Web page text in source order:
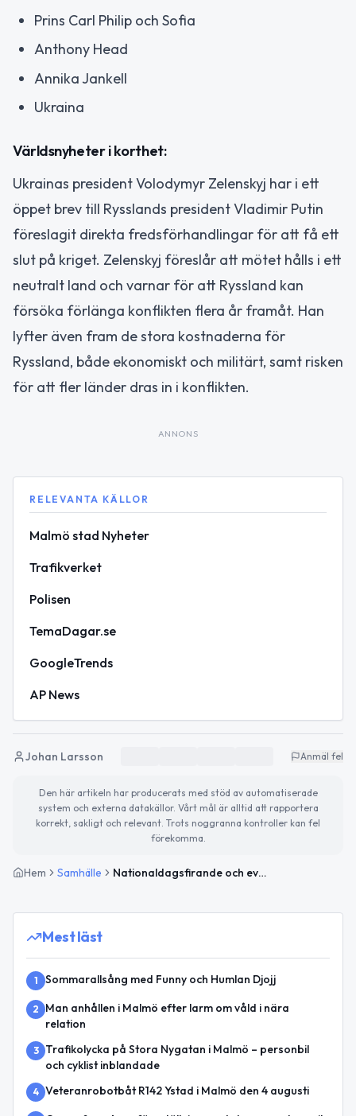
Prins Carl Philip och Sofia
Anthony Head
Annika Jankell
Ukraina
Världsnyheter i korthet:
Ukrainas president Volodymyr Zelenskyj har i ett
öppet brev till Rysslands president Vladimir Putin
föreslagit direkta fredsförhandlingar för att få ett
slut på kriget. Zelenskyj föreslår att mötet hålls i ett
neutralt land och varnar för att Ryssland kan
försöka förlänga konflikten flera år framåt. Han
lyfter även fram de stora kostnaderna för
Ryssland, både ekonomiskt och militärt, samt risken
för att fler länder dras in i konflikten.
ANNONS
RELEVANTA KÄLLOR
Malmö stad Nyheter
Trafikverket
Polisen
TemaDagar.se
GoogleTrends
AP News
Johan Larsson Anmäl fel
Den här artikeln har producerats med stöd av automatiserade
system och externa datakällor. Vårt mål är alltid att rapportera
korrekt, sakligt och relevant. Trots noggranna kontroller kan fel
förekomma.
Hem Samhälle Nationaldagsfirande och evenemang i Malmö – detta händer idag och imorgon
Mest läst
1 Sommarallsång med Funny och Humlan Djojj
2
Man anhållen i Malmö efter larm om våld i nära
relation
3
Trafikolycka på Stora Nygatan i Malmö – personbil
och cyklist inblandade
4 Veteranrobotbåt R142 Ystad i Malmö den 4 augusti